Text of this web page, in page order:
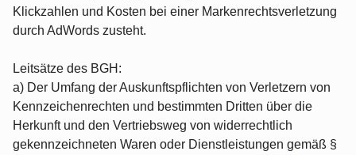
Klickzahlen und Kosten bei einer Markenrechtsverletzung
durch AdWords zusteht.
Leitsätze des BGH:
a) Der Umfang der Auskunftspflichten von Verletzern von
Kennzeichenrechten und bestimmten Dritten über die
Herkunft und den Vertriebsweg von widerrechtlich
gekennzeichneten Waren oder Dienstleistungen gemäß §